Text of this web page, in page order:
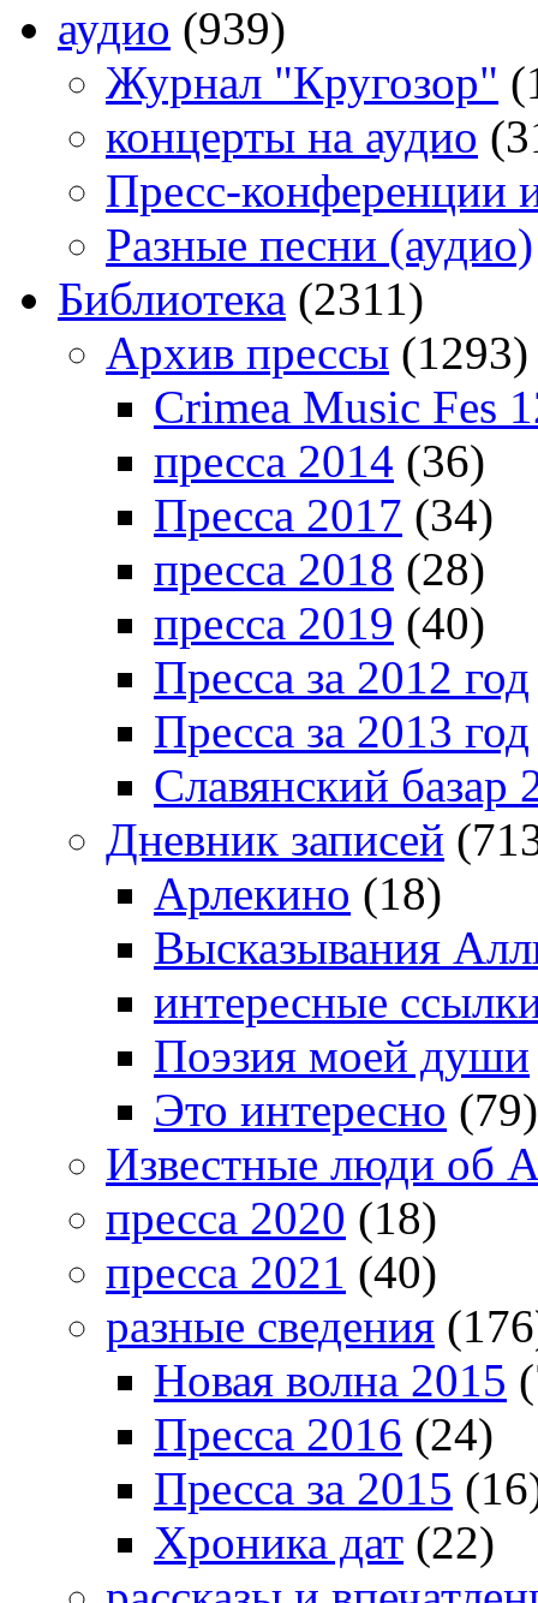
аудио (939)
Журнал "Кругозор"
концерты на аудио
Пресс-конференции
Разные песни (аудио)
Библиотека (2311)
Архив прессы (1293)
Crimea Music Fes
пресса 2014 (36)
Пресса 2017 (34)
пресса 2018 (28)
пресса 2019 (40)
Пресса за 2012 год
Пресса за 2013 год
Славянский базар
Дневник записей
Арлекино (18)
Высказывания
интересные
Поэзия моей души
Это интересно (79)
Известные люди об
пресса 2020 (18)
пресса 2021 (40)
разные сведения
Новая волна 2015
Пресса 2016 (24)
Пресса за 2015
Хроника дат (22)